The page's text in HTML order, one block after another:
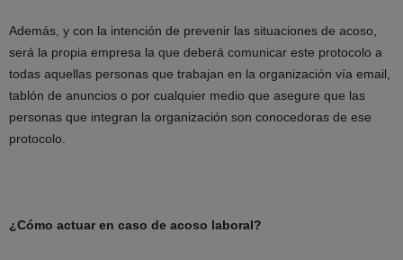
Además, y con la intención de prevenir las situaciones de acoso,
será la propia empresa la que deberá comunicar este protocolo a
todas aquellas personas que trabajan en la organización vía email,
tablón de anuncios o por cualquier medio que asegure que las
personas que integran la organización son conocedoras de ese
protocolo.
¿Cómo actuar en caso de acoso laboral?